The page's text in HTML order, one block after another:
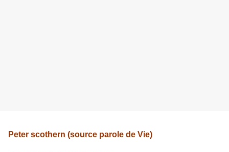
Peter scothern (source parole de Vie)